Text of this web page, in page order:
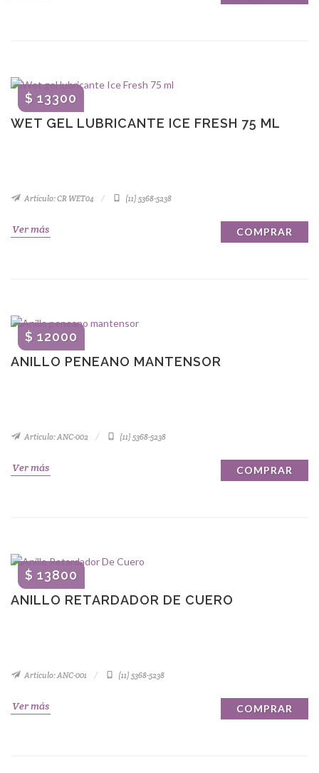
WET GEL LUBRICANTE ICE FRESH 75 ML
$ 13300
Artículo: CR WET04 (11) 5368-5238
Ver más COMPRAR
ANILLO PENEANO MANTENSOR
$ 12000
Artículo: ANC-002 (11) 5368-5238
Ver más COMPRAR
ANILLO RETARDADOR DE CUERO
$ 13800
Artículo: ANC-001 (11) 5368-5238
Ver más COMPRAR